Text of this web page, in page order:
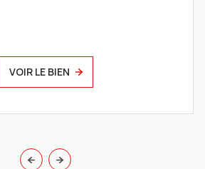
VOIR LE BIEN